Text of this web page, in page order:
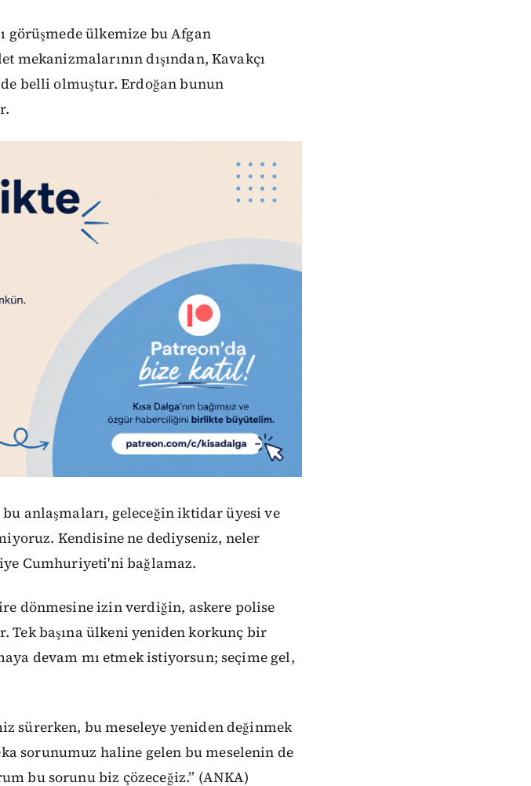
görüşmede ülkemize bu Afgan
mekanizmalarının dışından, Kavakçı
belli olmuştur. Erdoğan bunun
anlaşmaları, geleceğin iktidar üyesi ve
Kendisine ne dediyseniz, neler
Cumhuriyeti'ni bağlamaz.
dönmesine izin verdiğin, askere polise
Tek başına ülkeni yeniden korkunç bir
devam mı etmek istiyorsun; seçime gel,
sürerken, bu meseleye yeniden değinmek
sorunumuz haline gelen bu meselenin de
bu sorunu biz çözeceğiz.” (ANKA)